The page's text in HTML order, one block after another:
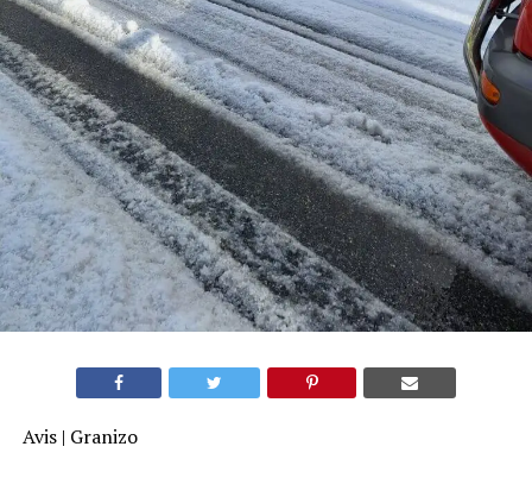
Avis | Granizo